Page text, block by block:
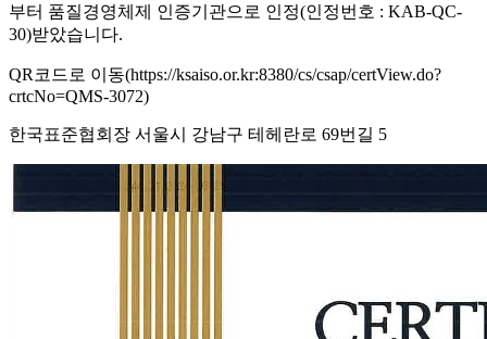
부터 품질경영체제 인증기관으로 인정(인정번호 : KAB-QC-
30)받았습니다.
QR코드로 이동(https://ksaiso.or.kr:8380/cs/csap/certView.do?
crtcNo=QMS-3072)
한국표준협회장 서울시 강남구 테헤란로 69번길 5